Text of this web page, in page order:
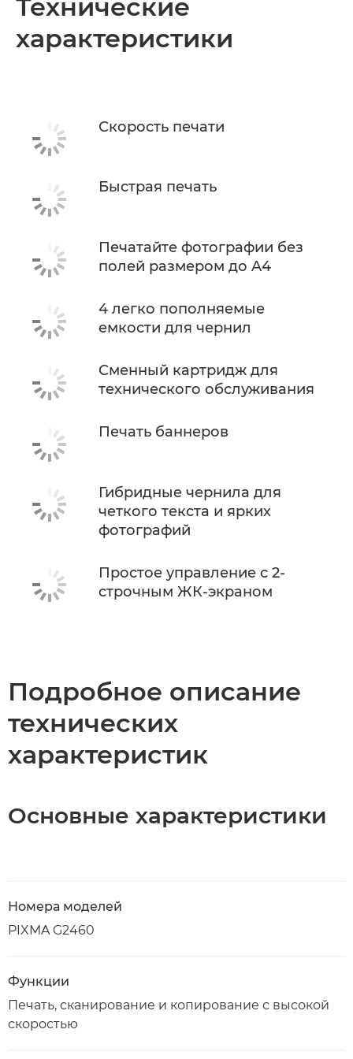
Технические характеристики
Технические
характеристики
Скорость печати
Быстрая печать
Печатайте фотографии без
полей размером до A4
4 легко пополняемые
емкости для чернил
Сменный картридж для
технического обслуживания
Печать баннеров
Гибридные чернила для
четкого текста и ярких
фотографий
Простое управление с 2-
строчным ЖК-экраном
Подробное описание
технических
характеристик
Основные характеристики
Номера моделей
PIXMA G2460
Функции
Печать, сканирование и копирование с высокой
скоростью